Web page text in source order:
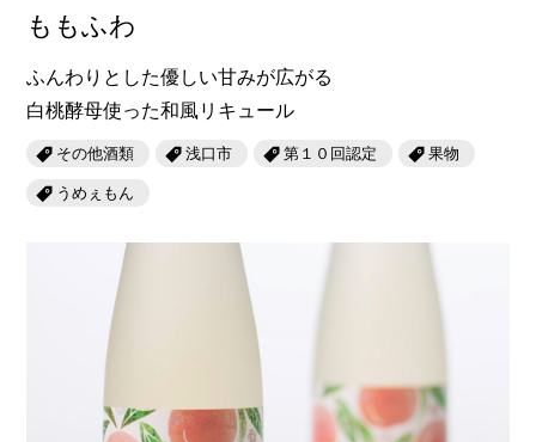
ふるさと文庫
ふるさと散歩
あの駅この駅
おのえきTIMES
JR西日本グループのおみやげ開発
岡山育ちのアイスバー
せとうちの果実 清涼飲料水
雑貨シリーズ
恋するジャージー 瀬戸田レモン
ふるさとあっ晴れ認定
マップ・一覧から探す
カテゴリー・タグ・キーワードから探す
第16回 Re： 第15回 未来へつなぐ人
Urara
SAKU美SAKU楽
SETOUCHI TRAIN
ABOUT
JR岡山の地域共生
ふるさとおこしプロジェクトとは
活動内容
ももふわ
ふんわりとした優しい甘みが広がる
白桃酵母使った和風リキュール
その他酒類 浅口市 第１０回認定 果物
うめぇもん